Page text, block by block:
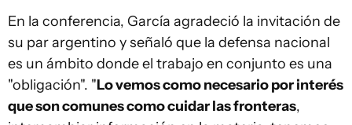
En la conferencia, García agradeció la invitación de
su par argentino y señaló que la defensa nacional
es un ámbito donde el trabajo en conjunto es una
"obligación". "Lo vemos como necesario por interés
que son comunes como cuidar las fronteras,